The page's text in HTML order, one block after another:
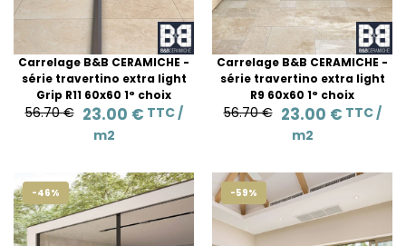
Carrelage B&B CERAMICHE -
série travertino extra light
Grip R11 60x60 1° choix
56.70 € 23.00 € TTC /
m2
Carrelage B&B CERAMICHE -
série travertino extra light
R9 60x60 1° choix
56.70 € 23.00 € TTC /
m2
-46% -59%